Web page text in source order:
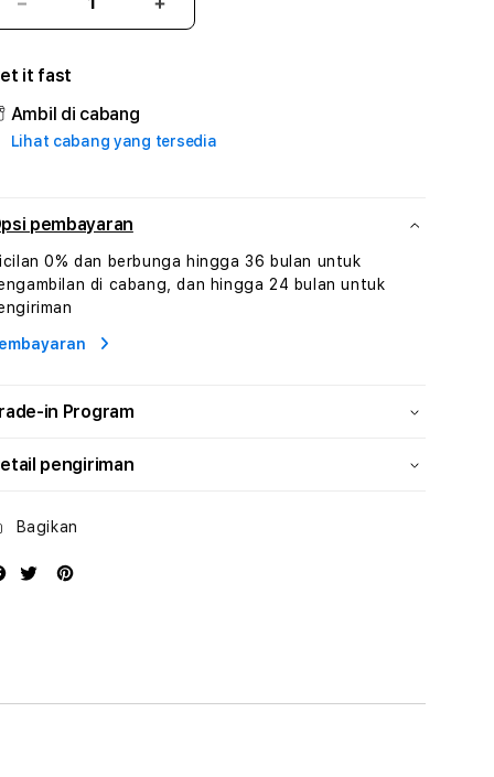
Kurangi
jumlah
ASTRA88
:
True
Iconic
Digital
Human
AI
dan
Karakter
Digital
Tambah
jumlah
True
Iconic
Human
AI
it fast
Ambil di cabang
Lihat cabang yang tersedia
pembayaran
0% dan berbunga hingga 36 bulan untuk
di cabang, dan hingga 24 bulan untuk
in Program
pengiriman
Bagikan